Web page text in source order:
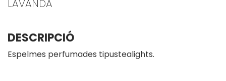
LAVANDA
DESCRIPCIÓ
Espelmes perfumades tipustealights.